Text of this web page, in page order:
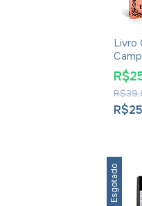
Livro
Esgotado